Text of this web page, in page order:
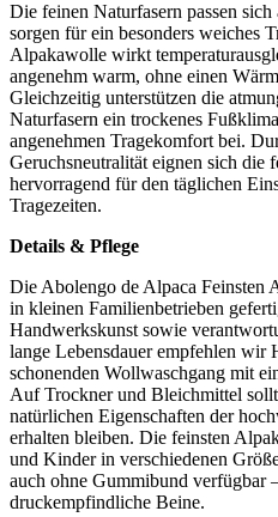
Die feinen Naturfasern passen
sorgen für ein besonders weiches
Alpakawolle wirkt
angenehm warm, ohne einen
Gleichzeitig unterstützen die
Naturfasern ein trockenes
angenehmen Tragekomfort bei.
Geruchsneutralität eignen sich die
hervorragend für den täglichen
Tragezeiten.
Details & Pflege
Die Abolengo de Alpaca Feinsten
in kleinen Familienbetrieben
Handwerkskunst sowie
lange Lebensdauer empfehlen wir
schonenden Wollwaschgang mit
Auf Trockner und Bleichmittel
natürlichen Eigenschaften der
erhalten bleiben. Die feinsten
und Kinder in verschiedenen
auch ohne Gummibund verfügbar
druckempfindliche Beine.